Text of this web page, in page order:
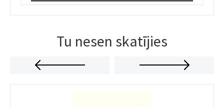
Tu nesen skatījies